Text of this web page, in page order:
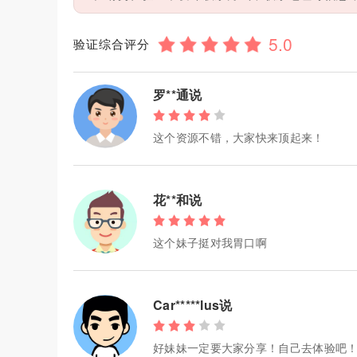
验证综合评分
罗**通说
这个资源不错，大家快来顶起来！
花**和说
这个妹子挺对我胃口啊
Car*****lus说
好妹妹一定要大家分享！自己去体验吧